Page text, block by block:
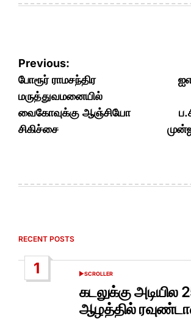
Post
navigation
Previous:
போரூர் ராமசந்திர
மருத்துவமனையில்
வைகோவுக்கு ஆஞ்சியோ
சிகிச்சை
RECENT POSTS
1
POSTED
SCROLLER
கடலுக்கு அடியில
ஆழத்தில்